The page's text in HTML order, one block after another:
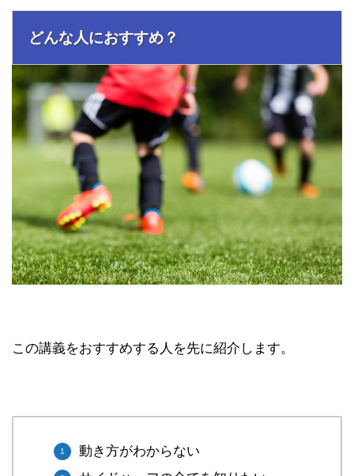
どんな人におすすめ？
この講義をおすすめする人を先に紹介します。
動き方がわからない